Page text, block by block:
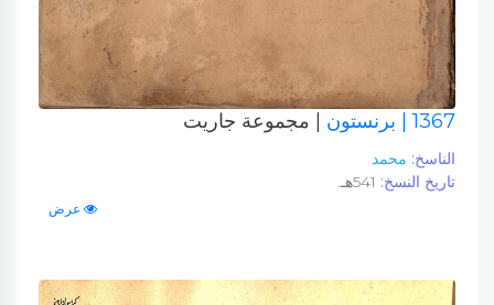
1367 | برنستون | مجموعة جاريت
الناسخ: محمد
تاريخ النسخ:
عرض